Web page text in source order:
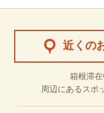
近くの
箱根滞在
周辺にあるスポ